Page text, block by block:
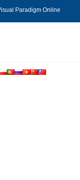
Paradigm Online